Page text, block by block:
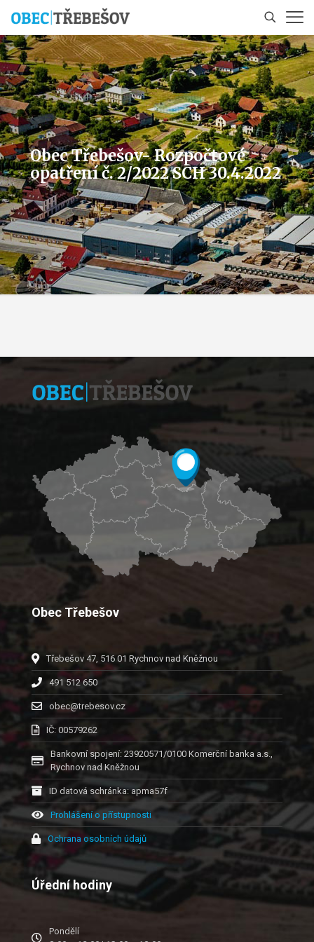
Obec Třebešov- Rozpočtové
opatření č. 2/2022 SCH 30.4.2022
Obec Třebešov
Třebešov 47, 516 01 Rychnov nad Kněžnou
491 512 650
obec@trebesov.cz
IČ: 00579262
Bankovní spojení: 23920571/0100 Komerční banka a.s.,
Rychnov nad Kněžnou
ID datová schránka: apma57f
Prohlášení o přístupnosti
Ochrana osobních údajů
Úřední hodiny
Pondělí